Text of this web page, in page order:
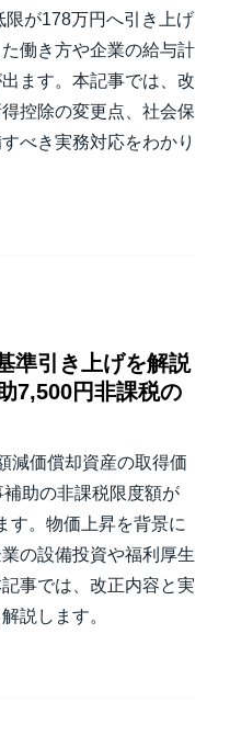
が178万円へ引き上げ
働き方や企業の給与計
ます。本記事では、改
控除の変更点、社会保
べき実務対応をわかり
準引き上げを解説
7,500円非課税の
減価償却資産の取得価
助の非課税限度額が
す。物価上昇を背景に
の設備投資や福利厚生
事では、改正内容と実
説します。